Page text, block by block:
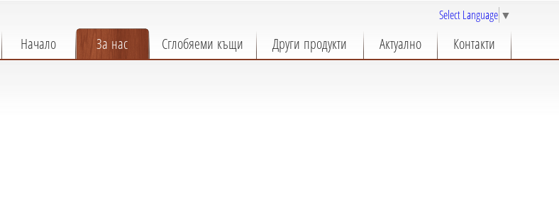
Select Language ▼
Начало За нас Сглобяеми къщи Други продукти Актуално Контакти